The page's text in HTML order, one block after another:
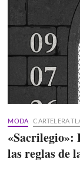
MODA CARTELERA
«Sacrilegio»:
las reglas de